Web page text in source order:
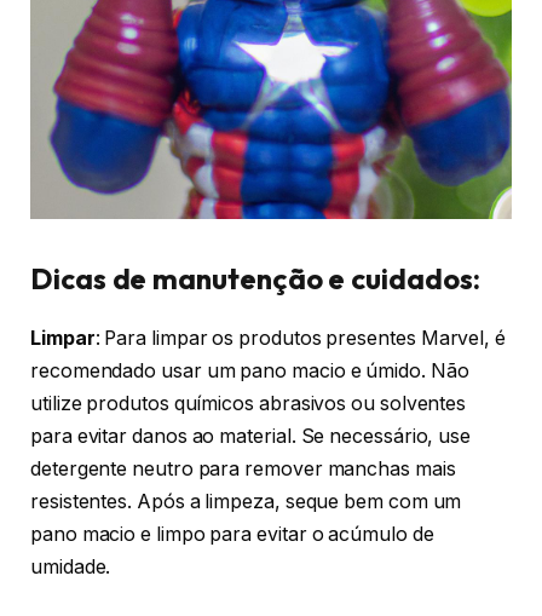
Dicas de manutenção e cuidados:
Limpar: Para limpar os produtos presentes Marvel, é
recomendado usar um pano macio e úmido. Não
utilize produtos químicos abrasivos ou solventes
para evitar danos ao material. Se necessário, use
detergente neutro para remover manchas mais
resistentes. Após a limpeza, seque bem com um
pano macio e limpo para evitar o acúmulo de
umidade.